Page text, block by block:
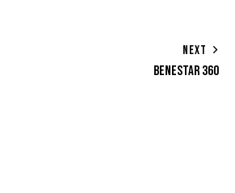
NEXT
BENESTAR 360